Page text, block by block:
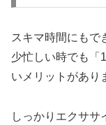
スキマ時間にもで
少忙しい時でも「
いメリットがあり
しっかりエクササ